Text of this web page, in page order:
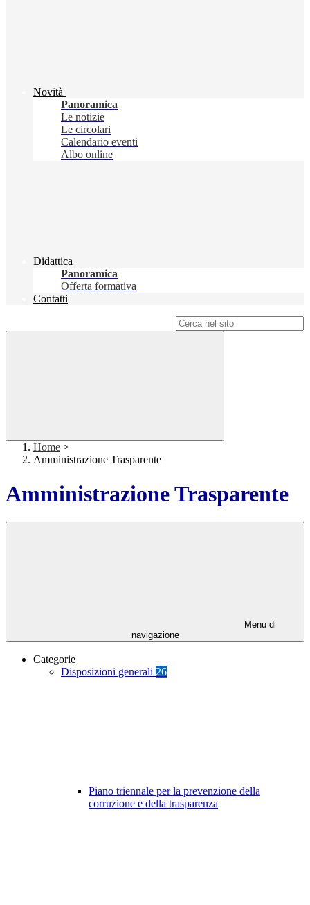
Novità
Panoramica
Le notizie
Le circolari
Calendario eventi
Albo online
Didattica
Panoramica
Offerta formativa
Contatti
Home >
Amministrazione Trasparente
Amministrazione Trasparente
Menu di
navigazione
Categorie
Disposizioni generali 26
Piano triennale per la prevenzione della
corruzione e della trasparenza